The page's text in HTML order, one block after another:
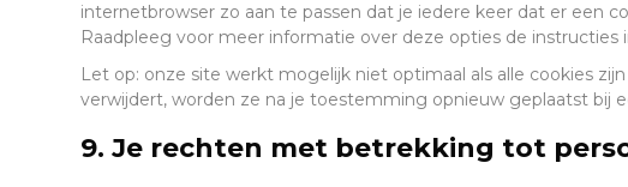
internetbrowser zo aan te passen dat je iedere keer dat er een
Raadpleeg voor meer informatie over deze opties de instructies
Let op: onze site werkt mogelijk niet optimaal als alle cookies
verwijdert, worden ze na je toestemming opnieuw geplaatst bij
9. Je rechten met betrekking tot